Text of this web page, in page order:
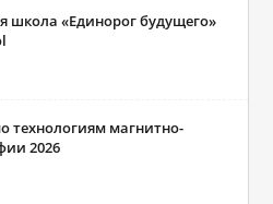
школа «Единорог будущего»
технологиям магнитно-
2026